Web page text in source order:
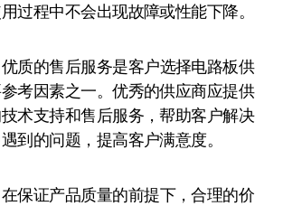
过程中不会出现故障或性能下降。
考因素之一。优秀的供应商应提供
术支持和售后服务，帮助客户解决
到的问题，提高客户满意度。